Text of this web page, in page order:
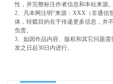
性，并完整标注作者信息和本站来源。
2、凡本网注明“来源：XXX（非通信
体，转载目的在于传递更多信息，并
负责。
3、如因作品内容、版权和其它问题
发之日起30日内进行。